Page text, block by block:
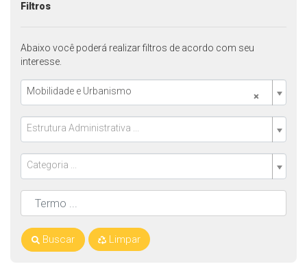
Filtros
Abaixo você poderá realizar filtros de acordo com seu
interesse.
×
Mobilidade e Urbanismo
Estrutura Administrativa ...
Categoria ...
Buscar Limpar